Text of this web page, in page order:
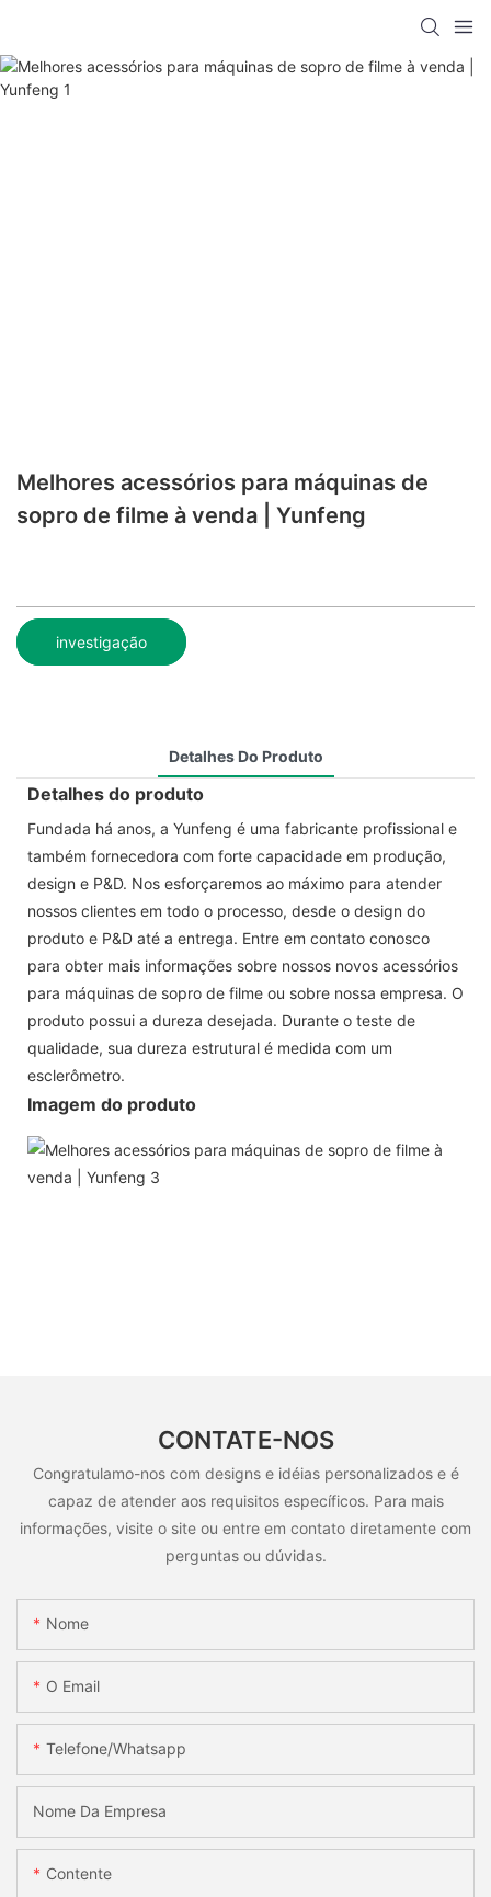
Melhores acessórios para máquinas de
sopro de filme à venda | Yunfeng
investigação
Detalhes Do Produto
Detalhes do produto
Fundada há anos, a Yunfeng é uma fabricante profissional e
também fornecedora com forte capacidade em produção,
design e P&D. Nos esforçaremos ao máximo para atender
nossos clientes em todo o processo, desde o design do
produto e P&D até a entrega. Entre em contato conosco
para obter mais informações sobre nossos novos acessórios
para máquinas de sopro de filme ou sobre nossa empresa. O
produto possui a dureza desejada. Durante o teste de
qualidade, sua dureza estrutural é medida com um
esclerômetro.
Imagem do produto
CONTATE-NOS
Congratulamo-nos com designs e idéias personalizados e é
capaz de atender aos requisitos específicos. Para mais
informações, visite o site ou entre em contato diretamente com
perguntas ou dúvidas.
Nome
O Email
Telefone/whatsapp
Nome Da Empresa
Contente